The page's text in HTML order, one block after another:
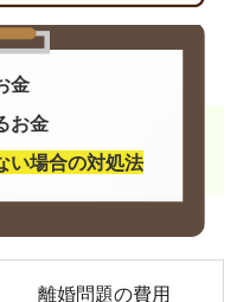
金
お金
い場合の対処法
離婚問題の費用